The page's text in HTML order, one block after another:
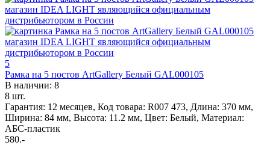
5
Рамка на 5 постов ArtGallery Белый GAL000105
В наличии: 8
8 шт.
Гарантия: 12 месяцев, Код товара: R007 473, Длина: 370 мм,
Ширина: 84 мм, Высота: 11.2 мм, Цвет: Белый, Материал:
АБС-пластик
580.-